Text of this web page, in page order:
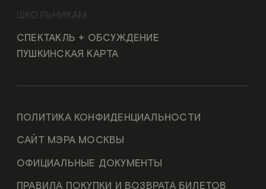
ШКОЛЬНИКАМ
СПЕКТАКЛЬ + ОБСУЖДЕНИЕ
ПУШКИНСКАЯ КАРТА
ПОЛИТИКА КОНФИДЕНЦИАЛЬНОСТИ
САЙТ МЭРА МОСКВЫ
ОФИЦИАЛЬНЫЕ ДОКУМЕНТЫ
ПРАВИЛА ПОКУПКИ И ВОЗВРАТА БИЛЕТОВ